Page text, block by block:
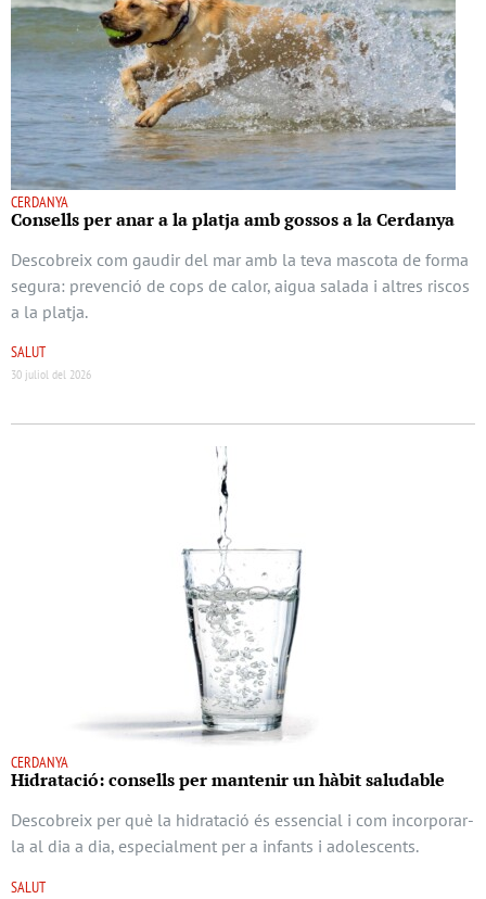
CERDANYA
Consells per anar a la platja amb gossos a la Cerdanya
Descobreix com gaudir del mar amb la teva mascota de forma
segura: prevenció de cops de calor, aigua salada i altres riscos
a la platja.
SALUT
30 juliol del 2026
CERDANYA
Hidratació: consells per mantenir un hàbit saludable
Descobreix per què la hidratació és essencial i com incorporar-
la al dia a dia, especialment per a infants i adolescents.
SALUT